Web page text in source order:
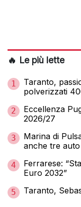
🔥 Le più lette
1
Taranto,
polverizzati
2
Eccellenza
2026/27
3
Marina di
anche tre auto
4
Ferrarese:
Euro 2032”
5 Taranto,